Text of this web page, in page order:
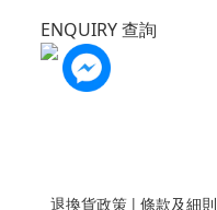
ENQUIRY 查詢
退換貨政策 | 條款及細則